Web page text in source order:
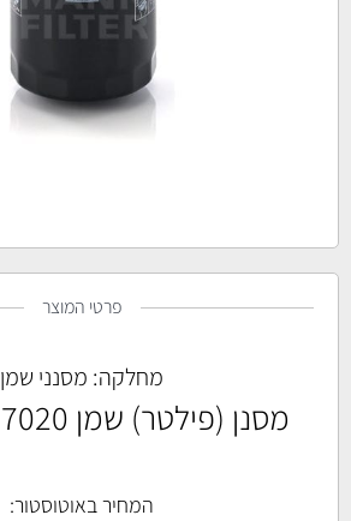
פרטי המוצר
מחלקה: מסנני שמן
מסנן (פילטר) שמן MANN W 7020
המחיר באוטוסטור: